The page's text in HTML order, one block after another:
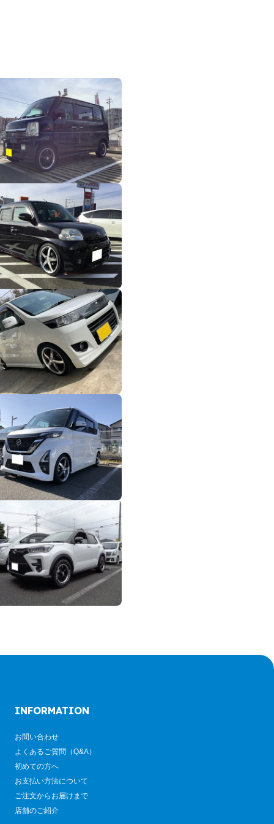
INFORMATION
お問い合わせ
よくあるご質問（Q&A）
初めての方へ
お支払い方法について
ご注文からお届けまで
店舗のご紹介